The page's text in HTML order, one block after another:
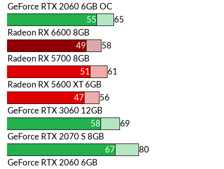
GeForce RTX 2060 6GB OC
55
65
Radeon RX 6600 8GB
49
58
Radeon RX 5700 8GB
51
61
Radeon RX 5600 XT 6GB
47
56
GeForce RTX 3060 12GB
58
69
GeForce RTX 2070 S 8GB
67
80
GeForce RTX 2060 6GB